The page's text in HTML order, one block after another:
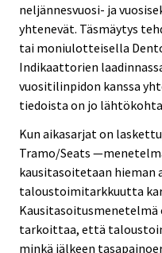
neljännesvuosi- ja
yhtenevät. Täsmäytys
tai moniulotteisella
Indikaattorien
vuositilinpidon kanssa
tiedoista on jo
Kun aikasarjat on
Tramo/Seats
kausitasoitetaan hieman
taloustoimitarkkuutta
Kausitasoitusmenetelmä
tarkoittaa, että
minkä jälkeen